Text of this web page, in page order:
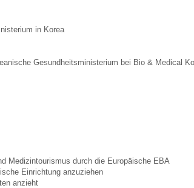
in Korea
Gesundheitsministerium bei Bio & Medical
Medizintourismus durch die Europäische EBA
Einrichtung anzuziehen
anzieht